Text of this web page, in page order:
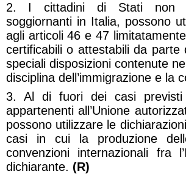
2. I cittadini di Stati non
soggiornanti in Italia, possono
agli articoli 46 e 47
certificabili o attestabili da
speciali disposizioni contenute
disciplina dell’immigrazione e la
3. Al di fuori dei casi
appartenenti all’Unione
possono utilizzare le
casi in cui la produzione
convenzioni internazionali fra
dichiarante. (R)